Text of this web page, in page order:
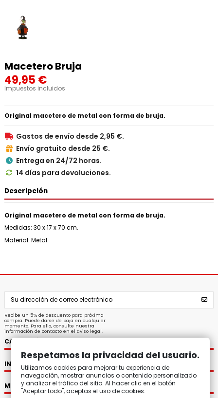
Macetero Bruja
49,95 €
Impuestos incluidos
Original macetero de metal con forma de bruja.
 Gastos de envío desde 2,95 €.
 Envío gratuito desde 25 €.
 Entrega en 24/72 horas.
 14 días para devoluciones.
Descripción
Original macetero de metal con forma de bruja.
Medidas: 30 x 17 x 70 cm.
Material: Metal.
Recibe un 5% de descuento para próxima
compra. Puede darse de baja en cualquier
momento. Para ello, consulte nuestra
información de contacto en el aviso legal.
CATEGORÍAS
INFORMACIÓN
MI CUENTA
Respetamos la privacidad del usuario.
Utilizamos cookies para mejorar tu experiencia de
navegación, mostrar anuncios o contenido personalizado
y analizar el tráfico del sitio. Al hacer clic en el botón
"Aceptar todo", aceptas el uso de cookies.